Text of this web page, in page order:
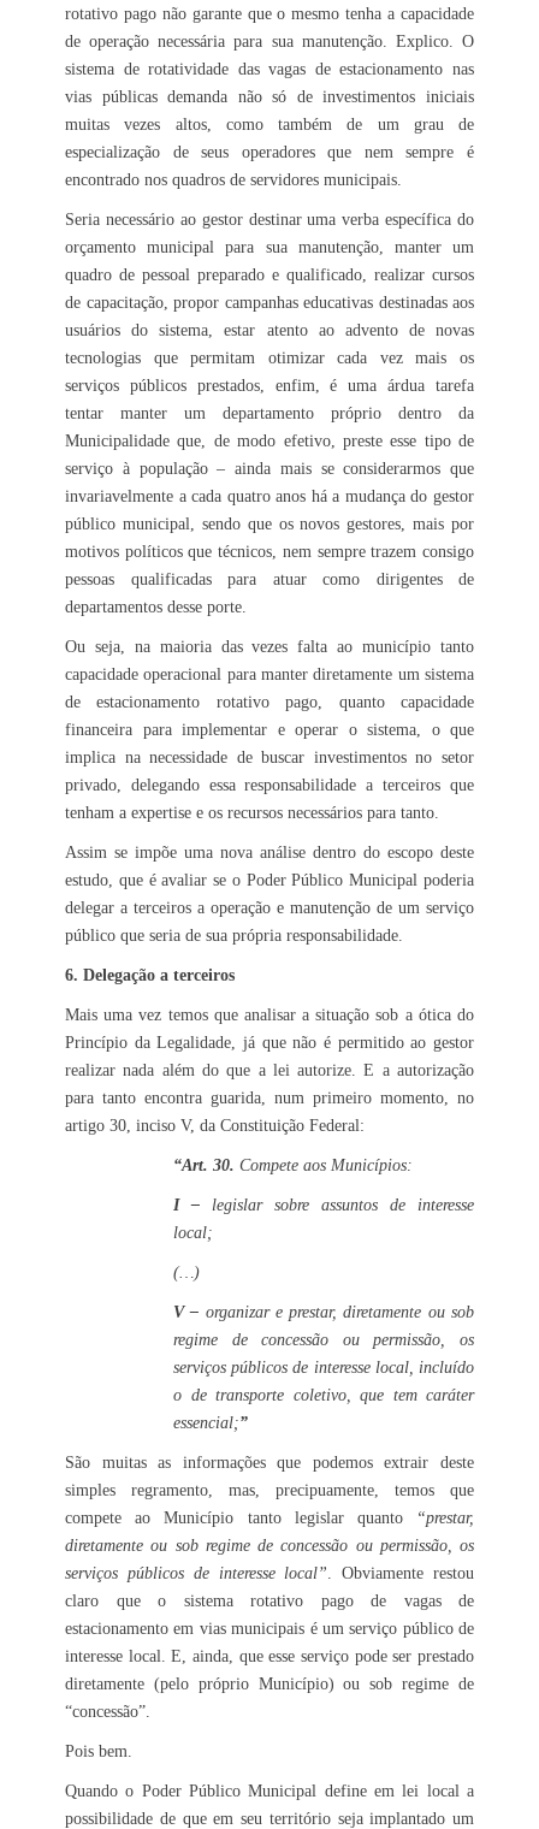
rotativo pago não garante que o mesmo tenha a capacidade
de operação necessária para sua manutenção. Explico. O
sistema de rotatividade das vagas de estacionamento nas
vias públicas demanda não só de investimentos iniciais
muitas vezes altos, como também de um grau de
especialização de seus operadores que nem sempre é
encontrado nos quadros de servidores municipais.
Seria necessário ao gestor destinar uma verba específica do
orçamento municipal para sua manutenção, manter um
quadro de pessoal preparado e qualificado, realizar cursos
de capacitação, propor campanhas educativas destinadas aos
usuários do sistema, estar atento ao advento de novas
tecnologias que permitam otimizar cada vez mais os
serviços públicos prestados, enfim, é uma árdua tarefa
tentar manter um departamento próprio dentro da
Municipalidade que, de modo efetivo, preste esse tipo de
serviço à população – ainda mais se considerarmos que
invariavelmente a cada quatro anos há a mudança do gestor
público municipal, sendo que os novos gestores, mais por
motivos políticos que técnicos, nem sempre trazem consigo
pessoas qualificadas para atuar como dirigentes de
departamentos desse porte.
Ou seja, na maioria das vezes falta ao município tanto
capacidade operacional para manter diretamente um sistema
de estacionamento rotativo pago, quanto capacidade
financeira para implementar e operar o sistema, o que
implica na necessidade de buscar investimentos no setor
privado, delegando essa responsabilidade a terceiros que
tenham a expertise e os recursos necessários para tanto.
Assim se impõe uma nova análise dentro do escopo deste
estudo, que é avaliar se o Poder Público Municipal poderia
delegar a terceiros a operação e manutenção de um serviço
público que seria de sua própria responsabilidade.
6. Delegação a terceiros
Mais uma vez temos que analisar a situação sob a ótica do
Princípio da Legalidade, já que não é permitido ao gestor
realizar nada além do que a lei autorize. E a autorização
para tanto encontra guarida, num primeiro momento, no
artigo 30, inciso V, da Constituição Federal:
“Art. 30. Compete aos Municípios:
I – legislar sobre assuntos de interesse
local;
(…)
V – organizar e prestar, diretamente ou sob
regime de concessão ou permissão, os
serviços públicos de interesse local, incluído
o de transporte coletivo, que tem caráter
essencial;”
São muitas as informações que podemos extrair deste
simples regramento, mas, precipuamente, temos que
compete ao Município tanto legislar quanto
“prestar,
diretamente ou sob regime de concessão ou permissão, os
serviços públicos de interesse local”. Obviamente restou
claro que o sistema rotativo pago de vagas de
estacionamento em vias municipais é um serviço público de
interesse local. E, ainda, que esse serviço pode ser prestado
diretamente (pelo próprio Município) ou sob regime de
“concessão”.
Pois bem.
Quando o Poder Público Municipal define em lei local a
possibilidade de que em seu território seja implantado um